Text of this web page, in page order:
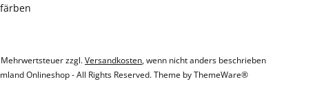
zzgl.Versandkosten, wenn nicht anders beschrieben
Onlineshop - All Rights Reserved. Theme byThemeWare®